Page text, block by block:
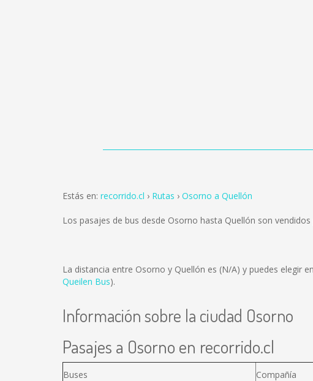
Estás en: recorrido.cl Rutas Osorno a Quellón
Los pasajes de bus desde Osorno hasta Quellón son
La distancia entre Osorno y Quellón es (N/A) y puedes elegir
Queilen Bus).
Información sobre la ciudad Osorno
Pasajes a Osorno en recorrido.cl
Buses Compañía